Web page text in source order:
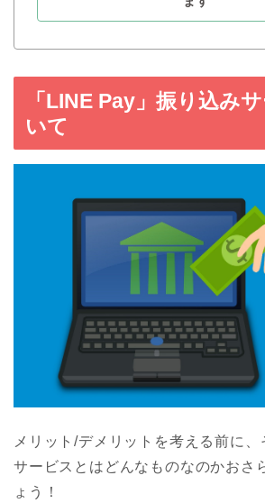
「LINE Pay」振り込み
いて
メリット/デメリットを考える前に
サービスとはどんなものなのかおさ
ょう！